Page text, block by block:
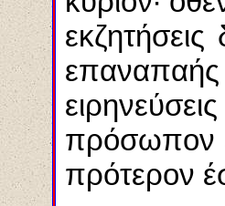
πρόσωπον
πρότερον